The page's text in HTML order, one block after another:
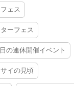
ェス
ーフェス
の連休開催イベント
イの見頃